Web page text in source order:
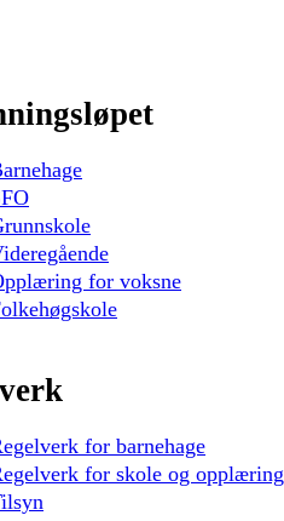
for voksne
for barnehage
for skole og opplæring